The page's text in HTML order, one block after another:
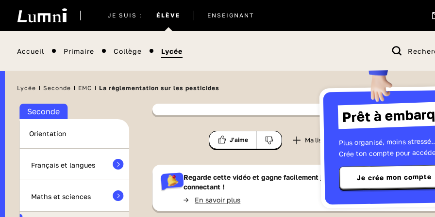
JE SUIS : ÉLÈVE
actuel
ENSEIGNANT
Accueil Primaire Collège Lycée
Prêt à
Plus organisé, moins
Crée ton compte pour
Je crée mon compte
Lycée Seconde EMC La règlementation sur les pesticides
Seconde
Orientation
Français et langues
Maths et sciences
Contenu proposé par
Vie publiqueJ'aime Ma liste Partager
Regarde cette vidéo et gagne facilement jusqu'à 15 Lumnizen te
connectant !
-> En savoir plus